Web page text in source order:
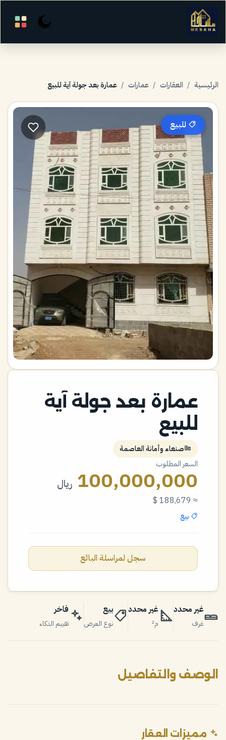
الرئيسية / العقارات / عمارات / عمارة بعد جولة آية للبيع
للبيع
عمارة بعد جولة آية
للبيع
صنعاء وأمانة العاصمة
السعر المطلوب
100,000,000 ريال
≈ 188,679 $
بيع
سجل لمراسلة البائع
غير محدد
غرف
غير محدد
م²
بيع
نوع العرض
فاخر
تقييم الذكاء
الوصف والتفاصيل
مميزات العقار